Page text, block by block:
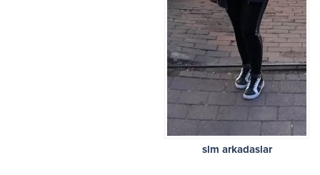
slm arkadaslar